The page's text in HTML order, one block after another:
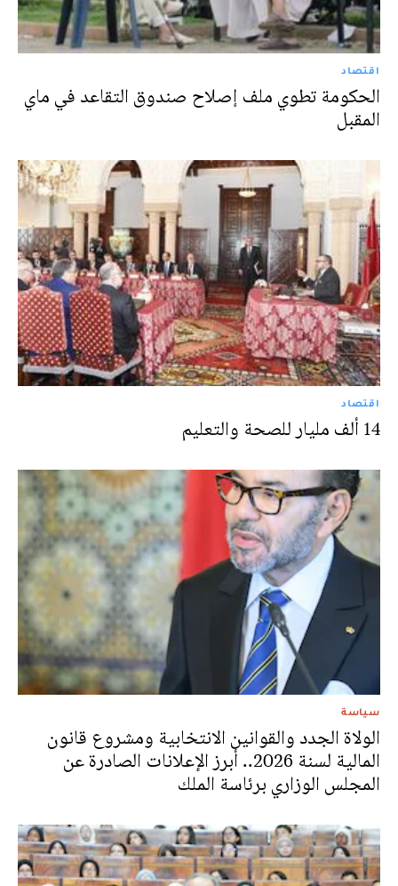
اقتصاد
الحكومة تطوي ملف إصلاح صندوق التقاعد في ماي
المقبل
اقتصاد
14 ألف مليار للصحة والتعليم
سياسة
الولاة الجدد والقوانين الانتخابية ومشروع قانون
المالية لسنة 2026.. أبرز الإعلانات الصادرة عن
المجلس الوزاري برئاسة الملك